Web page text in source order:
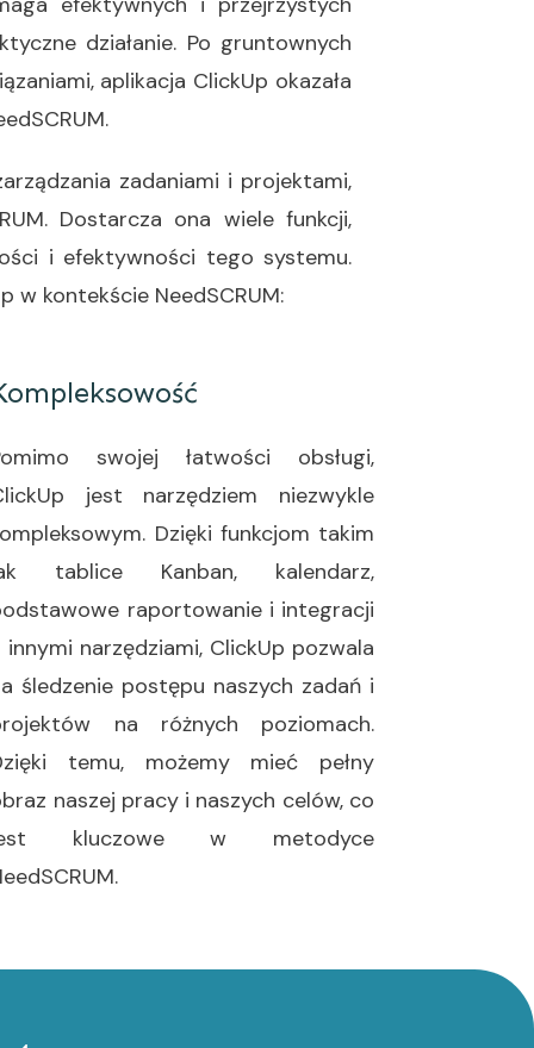
działanie. Po gruntownych
aplikacja ClickUp okazała
zadaniami i projektami,
Dostarcza ona wiele funkcji,
i efektywności tego systemu.
w kontekście NeedSCRUM:
swojej łatwości obsługi,
jest narzędziem niezwykle
Dzięki funkcjom takim
tablice Kanban, kalendarz,
raportowanie i integracji
innymi narzędziami, ClickUp pozwala
śledzenie postępu naszych zadań i
na różnych poziomach.
temu, możemy mieć pełny
naszej pracy i naszych celów, co
kluczowe w metodyce